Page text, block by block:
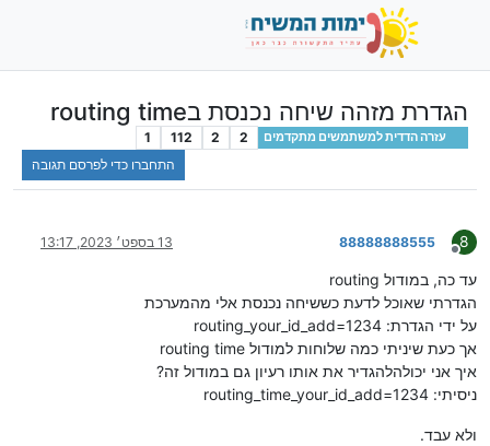
הגדרת מזהה שיחה נכנסת בrouting time
עזרה הדדית למשתמשים מתקדמים 2
2
112
1
התחברו כדי לפרסם תגובה
8
מנותק
88888888555 13 בספט׳ 2023, 13:17
עד כה, במודול routing
הגדרתי שאוכל לדעת כששיחה נכנסת אלי מהמערכת
על ידי הגדרת: routing_your_id_add=1234
אך כעת שיניתי כמה שלוחות למודול routing time
איך אני יכולהלהגדיר את אותו רעיון גם במודול זה?
ניסיתי: routing_time_your_id_add=1234
ולא עבד.